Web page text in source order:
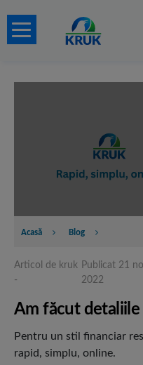
Acasă Blog
Articol de kruk
-
Publicat 21
2022
Am făcut detaliile
Pentru un stil financiar
rapid, simplu, online.